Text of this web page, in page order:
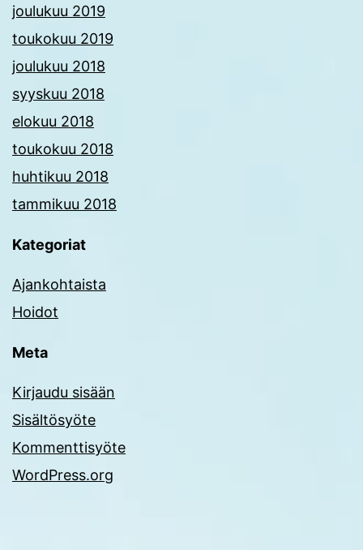
joulukuu 2019
toukokuu 2019
joulukuu 2018
syyskuu 2018
elokuu 2018
toukokuu 2018
huhtikuu 2018
tammikuu 2018
Kategoriat
Ajankohtaista
Hoidot
Meta
Kirjaudu sisään
Sisältösyöte
Kommenttisyöte
WordPress.org